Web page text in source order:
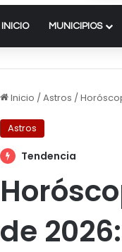
INICIO MUNICIPIOS
Inicio /Astros /
Astros
Tendencia
de